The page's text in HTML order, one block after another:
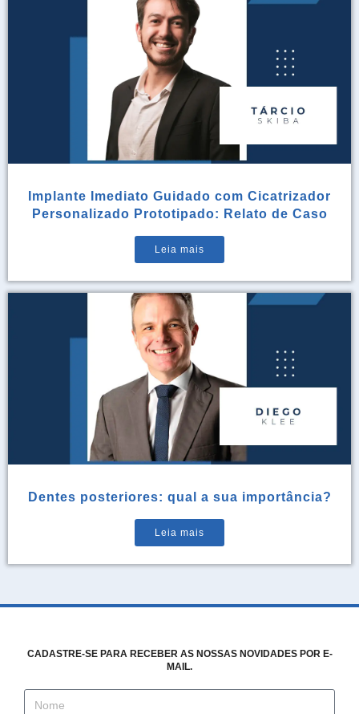
Implante Imediato Guidado com Cicatrizador
Personalizado Prototipado: Relato de Caso
Leia mais
Dentes posteriores: qual a sua importância?
Leia mais
CADASTRE-SE PARA RECEBER AS NOSSAS NOVIDADES POR E-
MAIL.